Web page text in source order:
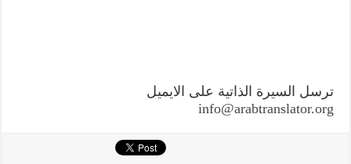
ترسل السيرة الذاتية على الايميل
info@arabtranslator.org